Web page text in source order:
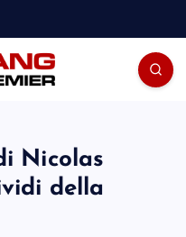
Nicolas
della